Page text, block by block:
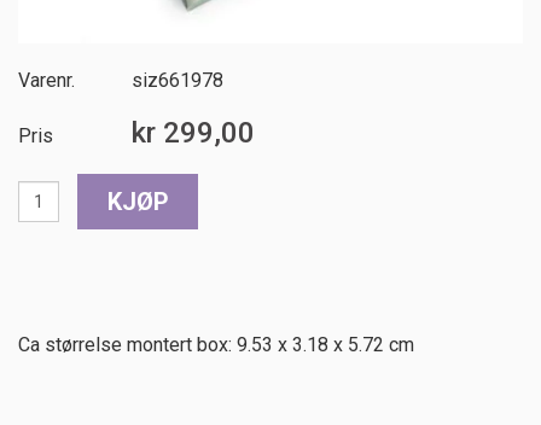
Varenr. siz661978
Pris kr 299,00
Ca størrelse montert box: 9.53 x 3.18 x 5.72 cm